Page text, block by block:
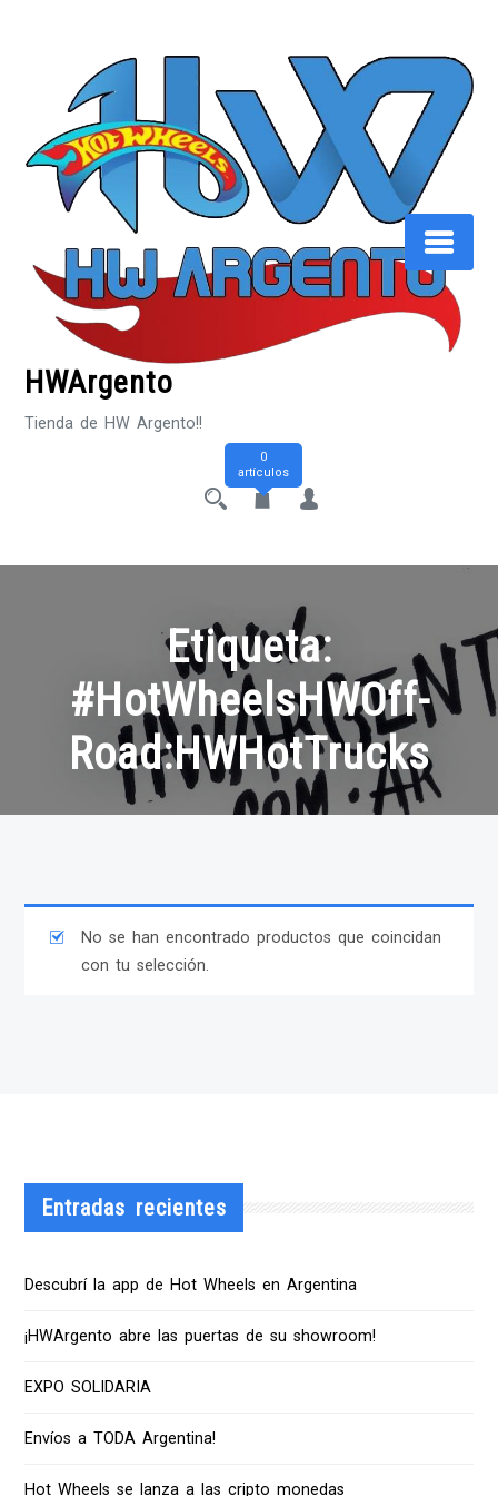
HWArgento
Tienda de HW Argento!!
0
artículos
Etiqueta:
#HotWheelsHWOff-
Road:HWHotTrucks
No se han encontrado productos que coincidan
con tu selección.
Entradas recientes
Descubrí la app de Hot Wheels en Argentina
¡HWArgento abre las puertas de su showroom!
EXPO SOLIDARIA
Envíos a TODA Argentina!
Hot Wheels se lanza a las cripto monedas